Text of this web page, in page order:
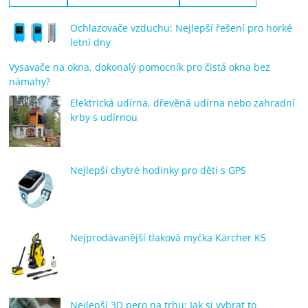
Ochlazovače vzduchu: Nejlepší řešení pro horké
letní dny
Vysavače na okna, dokonalý pomocník pro čistá okna bez
námahy?
Elektrická udírna, dřevěná udírna nebo zahradní
krby s udírnou
Nejlepší chytré hodinky pro děti s GPS
Nejprodávanější tlaková myčka Kärcher K5
Nejlepší 3D pero na trhu: Jak si vybrat to